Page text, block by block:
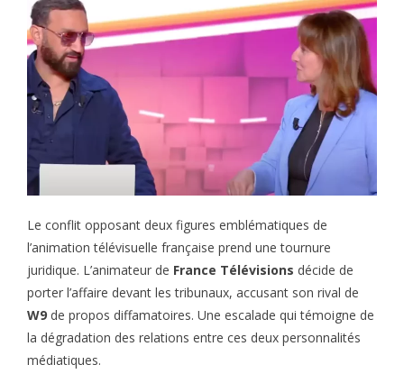
Le conflit opposant deux figures emblématiques de
l’animation télévisuelle française prend une tournure
juridique. L’animateur de France Télévisions décide de
porter l’affaire devant les tribunaux, accusant son rival de
W9 de propos diffamatoires. Une escalade qui témoigne de
la dégradation des relations entre ces deux personnalités
médiatiques.